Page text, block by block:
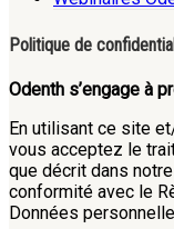
Politique de
Odenth s’engage à
En utilisant ce site
vous acceptez le
que décrit dans
conformité avec le
Données